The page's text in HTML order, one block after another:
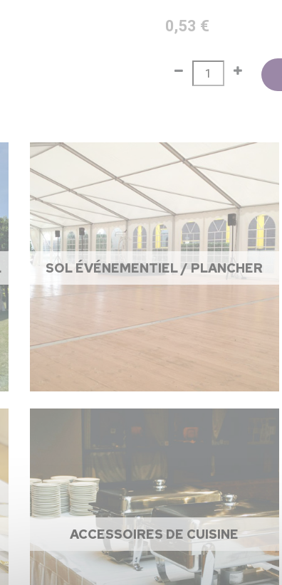
0,53 €
SOL ÉVÉNEMENTIEL / PLANCHER
ACCESSOIRES DE CUISINE